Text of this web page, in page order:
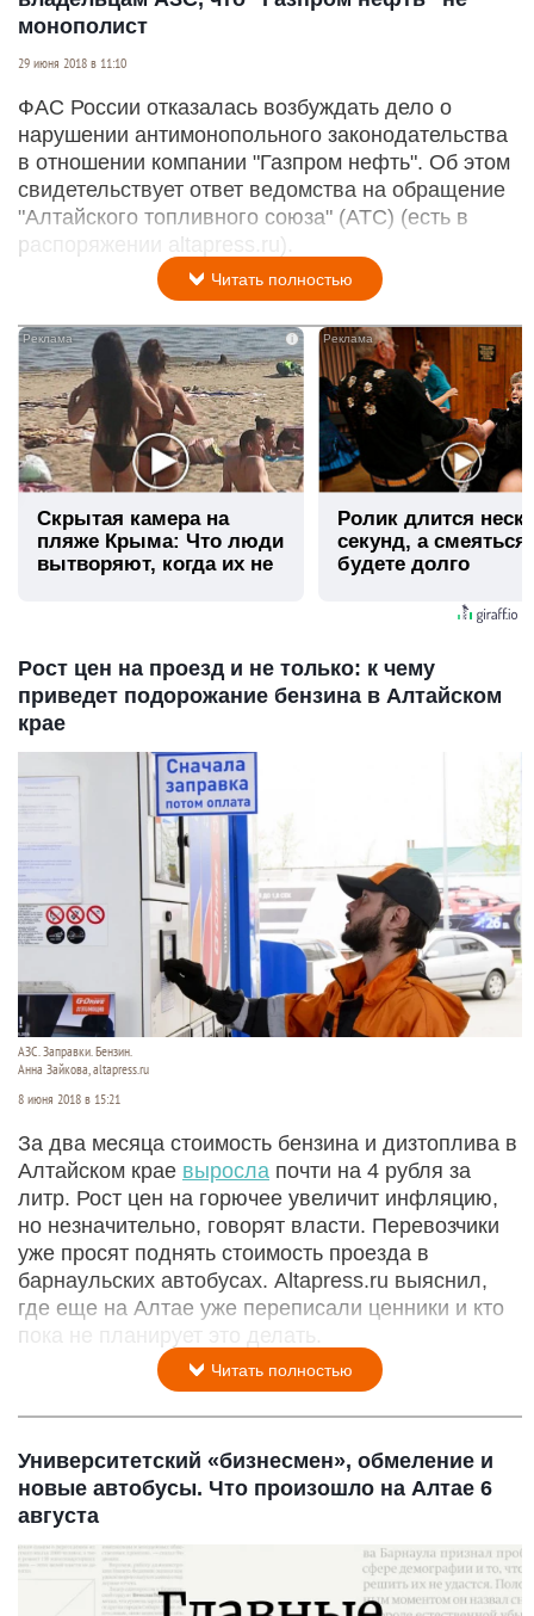
монополист
29 июня 2018 в 11:10
ФАС России отказалась возбуждать дело о
нарушении антимонопольного законодательства
в отношении компании "Газпром нефть". Об этом
свидетельствует ответ ведомства на обращение
"Алтайского топливного союза" (АТС) (есть в
распоряжении altapress.ru).
Читать полностью
i
Скрытая камера на
пляже Крыма: Что люди
вытворяют, когда их не
Ролик длится
секунд, а
будете долго
Рост цен на проезд и не только: к чему
приведет подорожание бензина в Алтайском
крае
АЗС. Заправки. Бензин.
Анна Зайкова, altapress.ru
8 июня 2018 в 15:21
За два месяца стоимость бензина и дизтоплива в
Алтайском крае выросла почти на 4 рубля за
литр. Рост цен на горючее увеличит инфляцию,
но незначительно, говорят власти. Перевозчики
уже просят поднять стоимость проезда в
барнаульских автобусах. Altapress.ru выяснил,
где еще на Алтае уже переписали ценники и кто
пока не планирует это делать.
Читать полностью
Университетский «бизнесмен», обмеление и
новые автобусы. Что произошло на Алтае 6
августа